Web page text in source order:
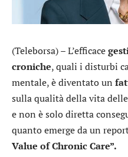
(Teleborsa) – L’efficace
croniche, quali i disturbi
mentale, è diventato un
sulla qualità della vita
e non è solo diretta
quanto emerge da un
Value of Chronic Care”.